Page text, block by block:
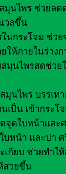
มุนไพร ช่วยลด
วลขึ้น
นกระโจม ช่วย
ยให้ภายในร่าง
มุนไพรสดช่วย
มุนไพร บรรเท
เป็น เข้ากระ
จุดใบหน้าและ
บหน้า และบ่า
เกียบ ช่วยทำใ
สวยขึ้น